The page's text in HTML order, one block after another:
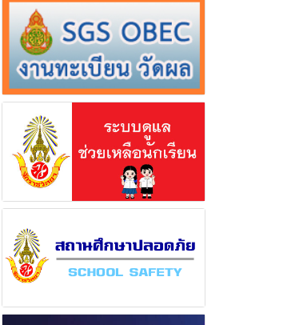
พุทธศักราช 2567
พุทธศักราช